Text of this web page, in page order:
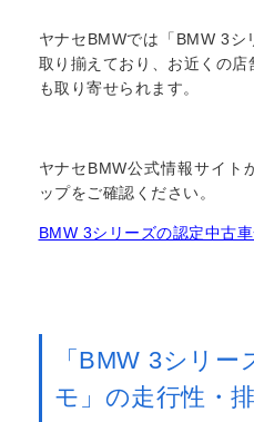
ヤナセBMWでは「BMW 3シ
取り揃えており、お近くの
も取り寄せられます。
ヤナセBMW公式情報サイト
ップをご確認ください。
BMW 3シリーズの認定中古
「BMW 3シリ
モ」の走行性・